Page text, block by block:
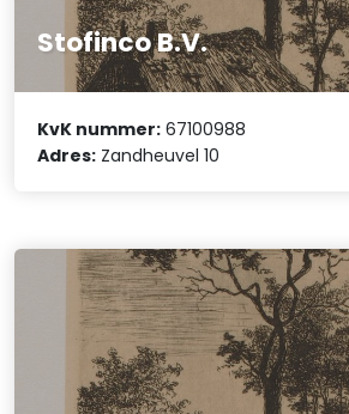
Stofinco B.V.
KvK nummer: 67100988
Adres: Zandheuvel 10